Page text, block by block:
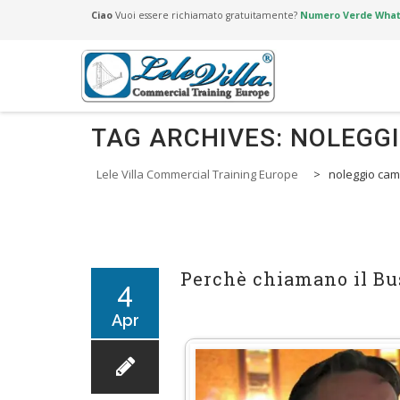
Ciao Vuoi essere richiamato gratuitamente? Numero Verde
TAG ARCHIVES:
Lele Villa Commercial Training Europe > noleggio
4
Apr
Perchè chiamano il